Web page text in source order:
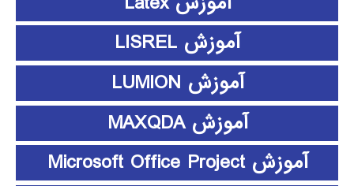
آموزش LISREL
آموزش LUMION
آموزش MAXQDA
آموزش Microsoft Office Project